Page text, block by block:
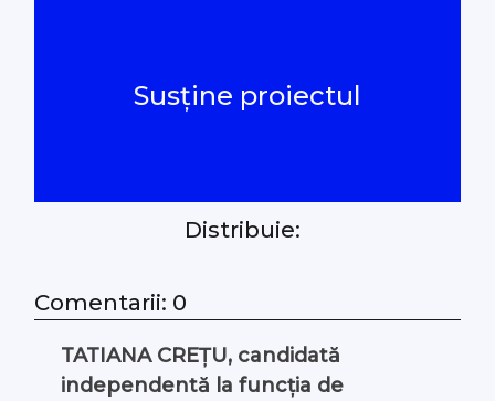
Despre noi
Contacte
Susține proiectul
Distribuie:
Comentarii: 0
TATIANA CREȚU, candidată
independentă la funcția de